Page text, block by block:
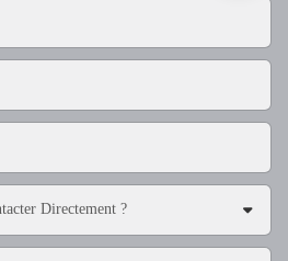
Directement ?